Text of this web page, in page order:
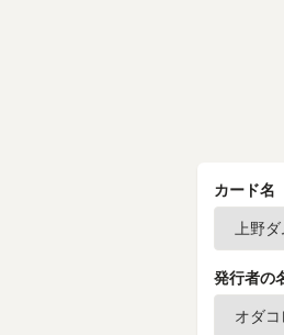
カード名
発行者の